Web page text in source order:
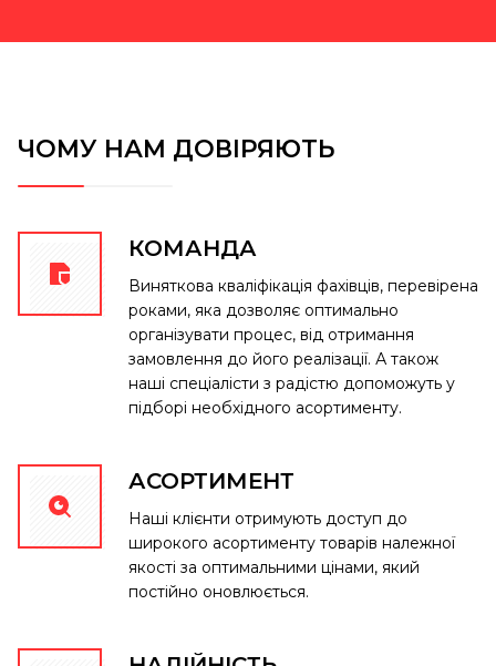
ЧОМУ НАМ ДОВІРЯЮТЬ
КОМАНДА
Виняткова кваліфікація фахівців, перевірена
роками, яка дозволяє оптимально
організувати процес, від отримання
замовлення до його реалізації. А також
наші спеціалісти з радістю допоможуть у
підборі необхідного асортименту.
АСОРТИМЕНТ
Наші клієнти отримують доступ до
широкого асортименту товарів належної
якості за оптимальними цінами, який
постійно оновлюється.